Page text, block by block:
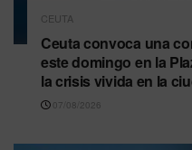
CEUTA
Ceuta convoca una
este domingo en la
la crisis vivida en la
07/08/2026